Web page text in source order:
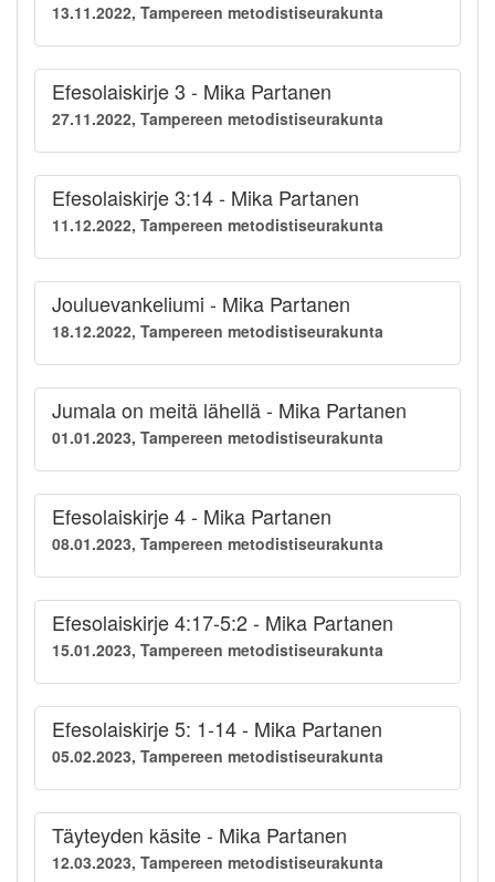
13.11.2022, Tampereen metodistiseurakunta
Efesolaiskirje 3 - Mika Partanen
27.11.2022, Tampereen metodistiseurakunta
Efesolaiskirje 3:14 - Mika Partanen
11.12.2022, Tampereen metodistiseurakunta
Jouluevankeliumi - Mika Partanen
18.12.2022, Tampereen metodistiseurakunta
Jumala on meitä lähellä - Mika Partanen
01.01.2023, Tampereen metodistiseurakunta
Efesolaiskirje 4 - Mika Partanen
08.01.2023, Tampereen metodistiseurakunta
Efesolaiskirje 4:17-5:2 - Mika Partanen
15.01.2023, Tampereen metodistiseurakunta
Efesolaiskirje 5: 1-14 - Mika Partanen
05.02.2023, Tampereen metodistiseurakunta
Täyteyden käsite - Mika Partanen
12.03.2023, Tampereen metodistiseurakunta